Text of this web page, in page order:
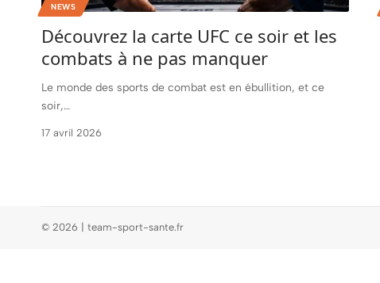
NEWS
Découvrez la carte UFC ce soir et les
combats à ne pas manquer
Le monde des sports de combat est en ébullition, et ce
soir,…
17 avril 2026
© 2026 | team-sport-sante.fr